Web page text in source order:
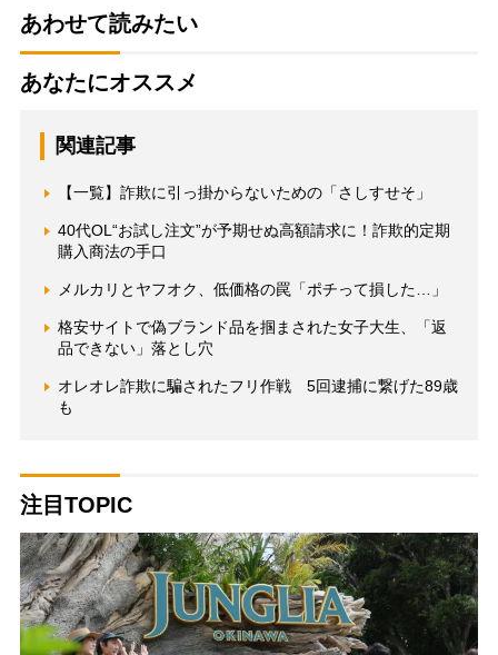
あわせて読みたい
あなたにオススメ
関連記事
【一覧】詐欺に引っ掛からないための「さしすせそ」
40代OL“お試し注文”が予期せぬ高額請求に！詐欺的定期
購入商法の手口
メルカリとヤフオク、低価格の罠「ポチって損した…」
格安サイトで偽ブランド品を掴まされた女子大生、「返
品できない」落とし穴
オレオレ詐欺に騙されたフリ作戦 5回逮捕に繋げた89歳
も
注目TOPIC